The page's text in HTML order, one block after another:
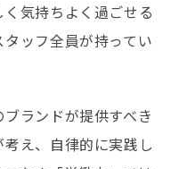
気持ちよく過ごせる
ッフ全員が持ってい
ランドが提供すべき
え、自律的に実践し